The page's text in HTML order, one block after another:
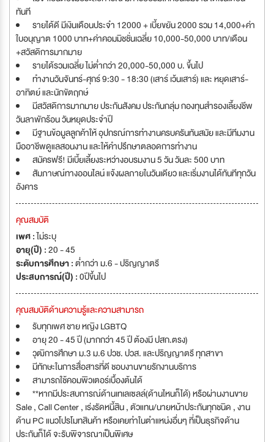
ทันที
รายได้ดี มีเงินเดือนประจำ 12000 + เบี้ยขยัน 2000 รวม 14,000+ค่า
ใบอนุญาต 1000 บาท+ค่าคอมมิชชั่นเฉลี่ย 10,000-50,000 บาท/เดือน
+สวัสดิการมากมาย
รายได้รวมเฉลี่ย ไม่ต่ำกว่า 20,000-50,000 บ. ขึ้นไป
ทำงานวันจันทร์-ศุกร์ 9:30 - 18:30 (เสาร์ เว้นเสาร์) และ หยุดเสาร์-
อาทิตย์ และนักขัตฤกษ์
มีสวัสดิการมากมาย ประกันสังคม ประกันกลุ่ม กองทุนสำรองเลี้ยงชีพ
วันลาพักร้อน วันหยุดประจำปี
มีฐานข้อมูลลูกค้าให้ อุปกรณ์การทำงานครบครันทันสมัย และมีทีมงาน
มืออาชีพดูแลสอนงาน และให้คำปรึกษาตลอดการทำงาน
สมัครฟรี! มีเบี้ยเลี้ยงระหว่างอบรมงาน 5 วัน วันละ 500 บาท
สัมภาษณ์ทางออนไลน์ แจ้งผลภายในวันเดียว และเริ่มงานได้ทันทีทุกวัน
อังคาร
คุณสมบัติ
เพศ :ไม่ระบุ
อายุ(ปี) :20 - 45
ระดับการศึกษา :ต่ำกว่า ม.6 - ปริญญาตรี
ประสบการณ์(ปี) :0ปีขึ้นไป
คุณสมบัติด้านความรู้และความสามารถ
รับทุกเพศ ชาย หญิง LGBTQ
อายุ 20 - 45 ปี (มากกว่า 45 ปี ต้องมี ปสก.ตรง)
วุฒิการศึกษา ม.3 ม.6 ปวช. ปวส. และปริญญาตรี ทุกสาขา
มีทักษะในการสื่อสารที่ดี ชอบงานขายรักงานบริการ
สามารถใช้คอมพิวเตอร์เบื้องต้นได้
**หากมีประสบการณ์ด้านเทเลเซลล์(ด้านไหนก็ได้) หรือผ่านงานขาย
Sale , Call Center , เร่งรัดหนี้สิน , ตัวแทน/นายหน้าประกันทุกชนิด , งาน
ด้าน PC แนวโปรโมทสินค้า หรือเคยทำในตำแหน่งอื่นๆ ที่เป็นธุรกิจด้าน
ประกันก็ได้ จะรับพิจารณาเป็นพิเศษ